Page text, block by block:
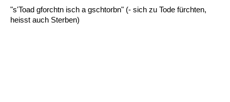
"s'Toad gforchtn isch a gschtorbn" (- sich zu Tode fürchten,
heisst auch Sterben)